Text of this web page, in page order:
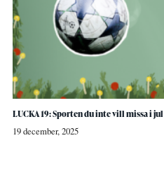
LUCKA 19: Sporten du inte vill missa i jul
19 december, 2025